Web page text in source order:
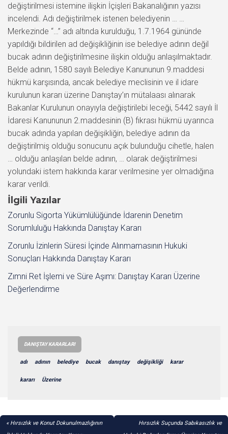
değiştirilmesi istemine ilişkin İçişleri Bakanalığının yazısı
incelendi. Adı değiştirilmek istenen belediyenin … …
Merkezinde “…” adı altında kurulduğu, 1.7.1964 gününde
yapıldığı bildirilen ad değişikliğinin ise belediye adının değil
bucak adının değiştirilmesine ilişkin olduğu anlaşılmaktadır.
Belde adının, 1580 sayılı Belediye Kanununun 9.maddesi
hükmü karşısında, ancak belediye meclisinin ve il idare
kurulunun kararı üzerine Danıştay’ın mütalaası alınarak
Bakanlar Kurulunun onayıyla değiştirilebi leceği, 5442 sayılı İl
İdaresi Kanununun 2.maddesinin (B) fıkrası hükmü uyarınca
bucak adında yapılan değişikliğin, belediye adının da
değiştirilmiş olduğu sonucunu açık bulunduğu cihetle, halen
… olduğu anlaşılan belde adının, … olarak değiştirilmesi
yolundaki istem hakkında karar verilmesine yer olmadığına
karar verildi.
İlgili Yazılar
Zorunlu Sigorta Yükümlülüğünde İdarenin Denetim
Sorumluluğu Hakkında Danıştay Kararı
Zorunlu İzinlerin Süresi İçinde Alınmamasının Hukuki
Sonuçları Hakkında Danıştay Kararı
Zımni Ret İşlemi ve Süre Aşımı: Danıştay Kararı Üzerine
Değerlendirme
DANIŞTAY KARARLARI
adı adının belediye bucak danıştay değişikliği karar
kararı Üzerine
YAZI
Hırsızlık ve Konut Dokunulmazlığının
Hırsızlık Suçunda Sabıkasızlık ve